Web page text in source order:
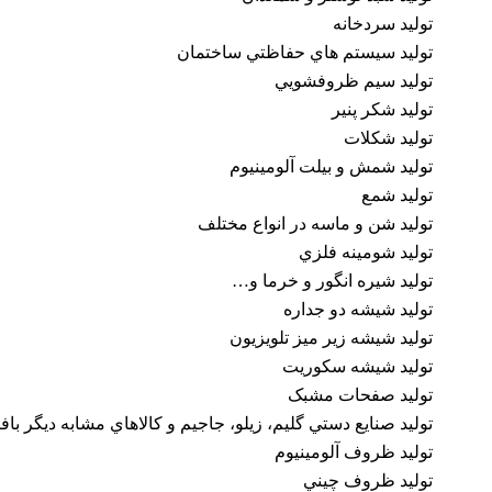
توليد سردخانه
توليد سيستم هاي حفاظتي ساختمان
توليد سيم ظروفشويي
توليد شكر پنير
توليد شكلات
توليد شمش و بيلت آلومينيوم
توليد شمع
توليد شن و ماسه در انواع مختلف
توليد شومينه فلزي
توليد شيره انگور و خرما و…
توليد شيشه دو جداره
توليد شيشه زير ميز تلويزيون
توليد شيشه سكوريت
توليد صفحات مشبک
توليد صنايع دستي گليم، زيلو، جاجيم و كالاهاي مشابه ديگر
توليد ظروف آلومينيوم
توليد ظروف چيني